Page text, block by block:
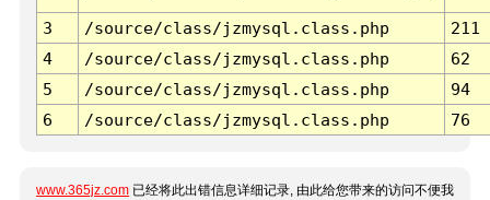
3 /source/class/jzmysql.class.php
211
4
/source/class/jzmysql.class.php
62
5
/source/class/jzmysql.class.php
94
6
/source/class/jzmysql.class.php 76
www.365jz.com 已经将此出错信息详细记录, 由此给您带来的访问不便我